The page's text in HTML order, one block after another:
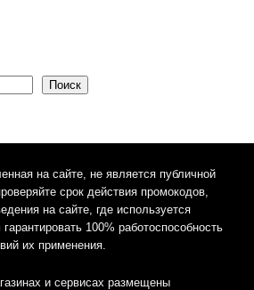
Поиск
на сайте, не является публичной
срок действия промокодов,
на сайте, где используется
100% работоспособность
их применения.
и сервисах размещены